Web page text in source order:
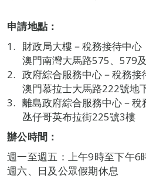
申請地點：
財政局大樓－稅務接待中心
澳門南灣大馬路575、579
政府綜合服務中心－稅務接
澳門慕拉士大馬路222號地
離島政府綜合服務中心－稅
氹仔哥英布拉街225號3樓
辦公時間：
週一至週五：上午9時至下午6
週六、日及公眾假期休息